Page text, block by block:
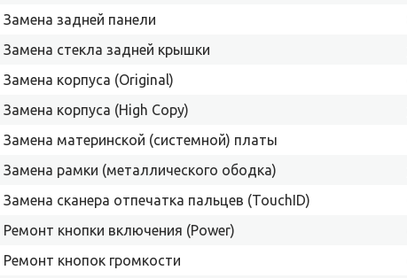
Замена задней панели
Замена стекла задней крышки
Замена корпуса (Original)
Замена корпуса (High Copy)
Замена материнской (системной) платы
Замена рамки (металлического ободка)
Замена сканера отпечатка пальцев (TouchID)
Ремонт кнопки включения (Power)
Ремонт кнопок громкости